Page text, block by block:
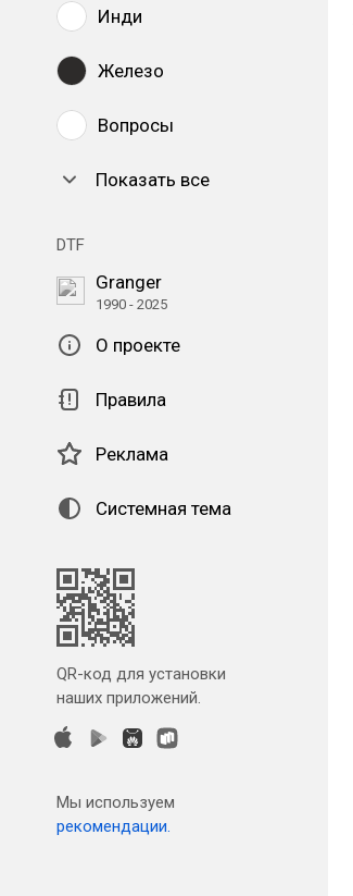
Инди
Железо
Вопросы
Показать все
DTF
Granger
1990 - 2025
О проекте
Правила
Реклама
Системная тема
QR-код для установки
наших приложений.
Мы используем
рекомендации.